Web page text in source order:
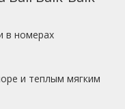
в номерах
и теплым мягким